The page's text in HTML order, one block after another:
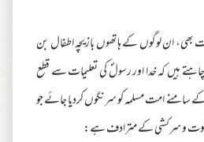
بھی، ان لوگوں کے ہاتھوں بازیچہ اطفال بن
ہیں کہ خدا اور رسولؐ کی تعلیمات سے قطع
امت مسلمہ کو سرنگوں کردیا جائے جو
و سرکشی کے مترادف ہے: